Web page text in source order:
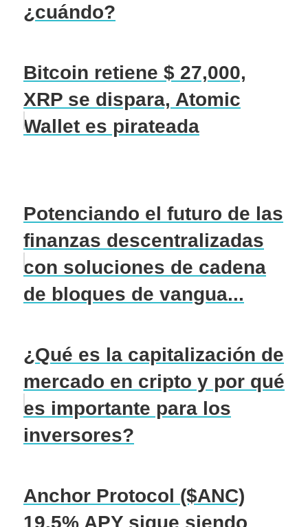
¿cuándo?
Bitcoin retiene $ 27,000,
XRP se dispara, Atomic
Wallet es pirateada
Potenciando el futuro de las
finanzas descentralizadas
con soluciones de cadena
de bloques de vangua...
¿Qué es la capitalización de
mercado en cripto y por qué
es importante para los
inversores?
Anchor Protocol ($ANC)
19.5% APY sigue siendo